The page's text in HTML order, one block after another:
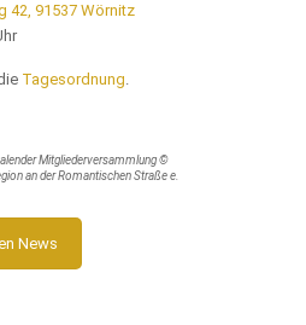
42, 91537 Wörnitz
Tagesordnung.
Mitgliederversammlung ©
an der Romantischen Straße e.
News